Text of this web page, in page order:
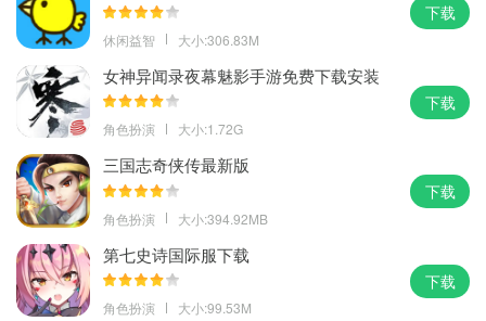
休闲益智 大小:306.83M
下载
女神异闻录夜幕魅影手游免费下载安装
角色扮演 大小:1.72G
下载
三国志奇侠传最新版
角色扮演 大小:394.92MB
下载
第七史诗国际服下载
角色扮演 大小:99.53M
下载